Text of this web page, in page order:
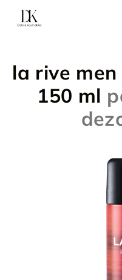
obsah
la rive men
150 ml